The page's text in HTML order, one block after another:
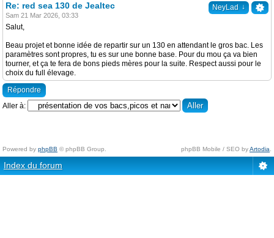
NeyLad ↓
Re: red sea 130 de Jealtec
Sam 21 Mar 2026, 03:33
Salut,
Beau projet et bonne idée de repartir sur un 130 en attendant le gros bac. Les
paramètres sont propres, tu es sur une bonne base. Pour du mou ça va bien
tourner, et ça te fera de bons pieds mères pour la suite. Respect aussi pour le
choix du full élevage.
Répondre
Aller à:
Powered by phpBB © phpBB Group. phpBB Mobile / SEO byArtodia
Index du forum